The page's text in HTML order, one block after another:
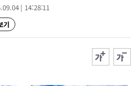
| 14:28:11